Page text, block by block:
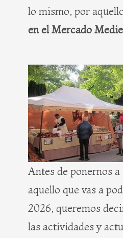
lo mismo, por
en el Mercado
Antes de ponernos
aquello que vas a
2026, queremos
las actividades y